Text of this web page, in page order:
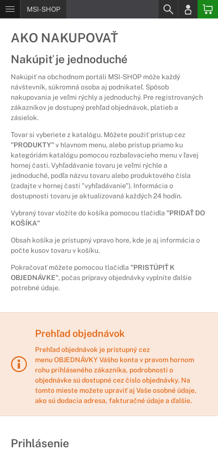
MSI-SHOP
AKO NAKUPOVAŤ
Nakúpiť je jednoduché
Nakúpiť na obchodnom portáli MSI-SHOP môže každý
návštevník, súkromná osoba aj podnikateľ. Spôsob
nakupovania je veľmi rýchly a jednoduchý. Pre registrovaných
zákazníkov je dostupný prehľad objednávok, platieb a
zásielok.
Tovar si vyberiete z katalógu. Môžete použiť prístup cez
"PRODUKTY"v hlavnom menu, alebo prístup priamo ku
kategóriám katalógu pomocou rozbaľovacieho menu v ľavej
hornej časti. Vyhľadávanie tovaru je veľmi rýchle a
jednoduché, podľa názvu tovaru alebo produktového čísla
(zadajte v hornej časti "vyhľadávanie"). Informácia o
dostupnosti tovaru je aktualizovaná každých 24 hodín.
Vybraný tovar vložíte do košíka pomocou tlačidla "PRIDAŤ DO
KOŠÍKA"
Obsah košíka je prístupný vpravo hore, kde je aj informácia o
počte kusov tovaru v košíku.
Pokračovať môžete pomocou tlačidla "PRISTÚPIŤ K
OBJEDNÁVKE", počas prípravy objednávky vyplníte ďalšie
potrebné údaje.
Prehľad objednávok
Prehľad objednávok je prístupný cez
menuOBJEDNÁVKYVášho konta v pravom hornom
rohu prihláseného zákazníka, podrobnosti o
objednávke sú dostupné cez číslo objednávky. Na
tomto mieste možete upraviť aj Vaše osobné údaje,
ako sú dodacia adresa, fakturačné údaje a ďalšie.
Prihlásenie